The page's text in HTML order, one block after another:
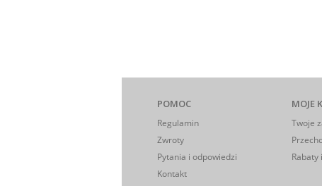
POMOC
Regulamin
Zwroty
Pytania i odpowiedzi
Kontakt
MOJE
Twoje